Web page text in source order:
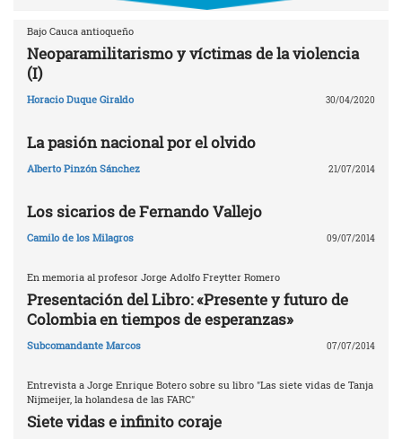
Bajo Cauca antioqueño
Neoparamilitarismo y víctimas de la violencia
(I)
Horacio Duque Giraldo 30/04/2020
La pasión nacional por el olvido
Alberto Pinzón Sánchez 21/07/2014
Los sicarios de Fernando Vallejo
Camilo de los Milagros 09/07/2014
En memoria al profesor Jorge Adolfo Freytter Romero
Presentación del Libro: «Presente y futuro de
Colombia en tiempos de esperanzas»
Subcomandante Marcos 07/07/2014
Entrevista a Jorge Enrique Botero sobre su libro "Las siete vidas de Tanja
Nijmeijer, la holandesa de las FARC"
Siete vidas e infinito coraje